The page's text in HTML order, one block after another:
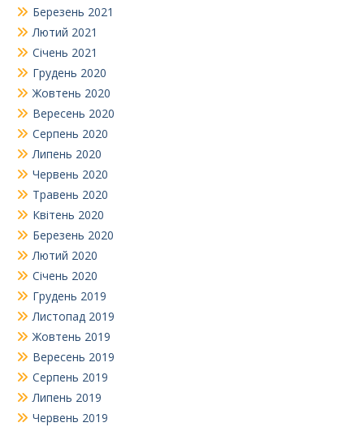
Березень 2021
Лютий 2021
Січень 2021
Грудень 2020
Жовтень 2020
Вересень 2020
Серпень 2020
Липень 2020
Червень 2020
Травень 2020
Квітень 2020
Березень 2020
Лютий 2020
Січень 2020
Грудень 2019
Листопад 2019
Жовтень 2019
Вересень 2019
Серпень 2019
Липень 2019
Червень 2019